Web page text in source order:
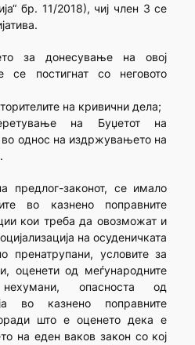
бр. 11/2018), чиј член 3 се
за донесување на овој
се постигнат со неговото
на кривични дела;
на Буџетот на
однос на издржувањето на
предлог-законот, се имало
во казнено поправните
кои треба да овозможат и
на осуденичката
пренатрупани, условите за
оценети од меѓународните
опасноста од
во казнено поправните
што е оценето дека е
на еден ваков закон со кој